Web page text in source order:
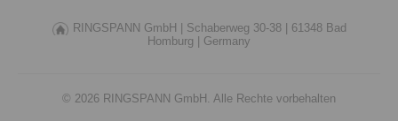
RINGSPANN GmbH | Schaberweg 30-38 | 61348 Bad
Homburg | Germany
© 2026 RINGSPANN GmbH. Alle Rechte vorbehalten